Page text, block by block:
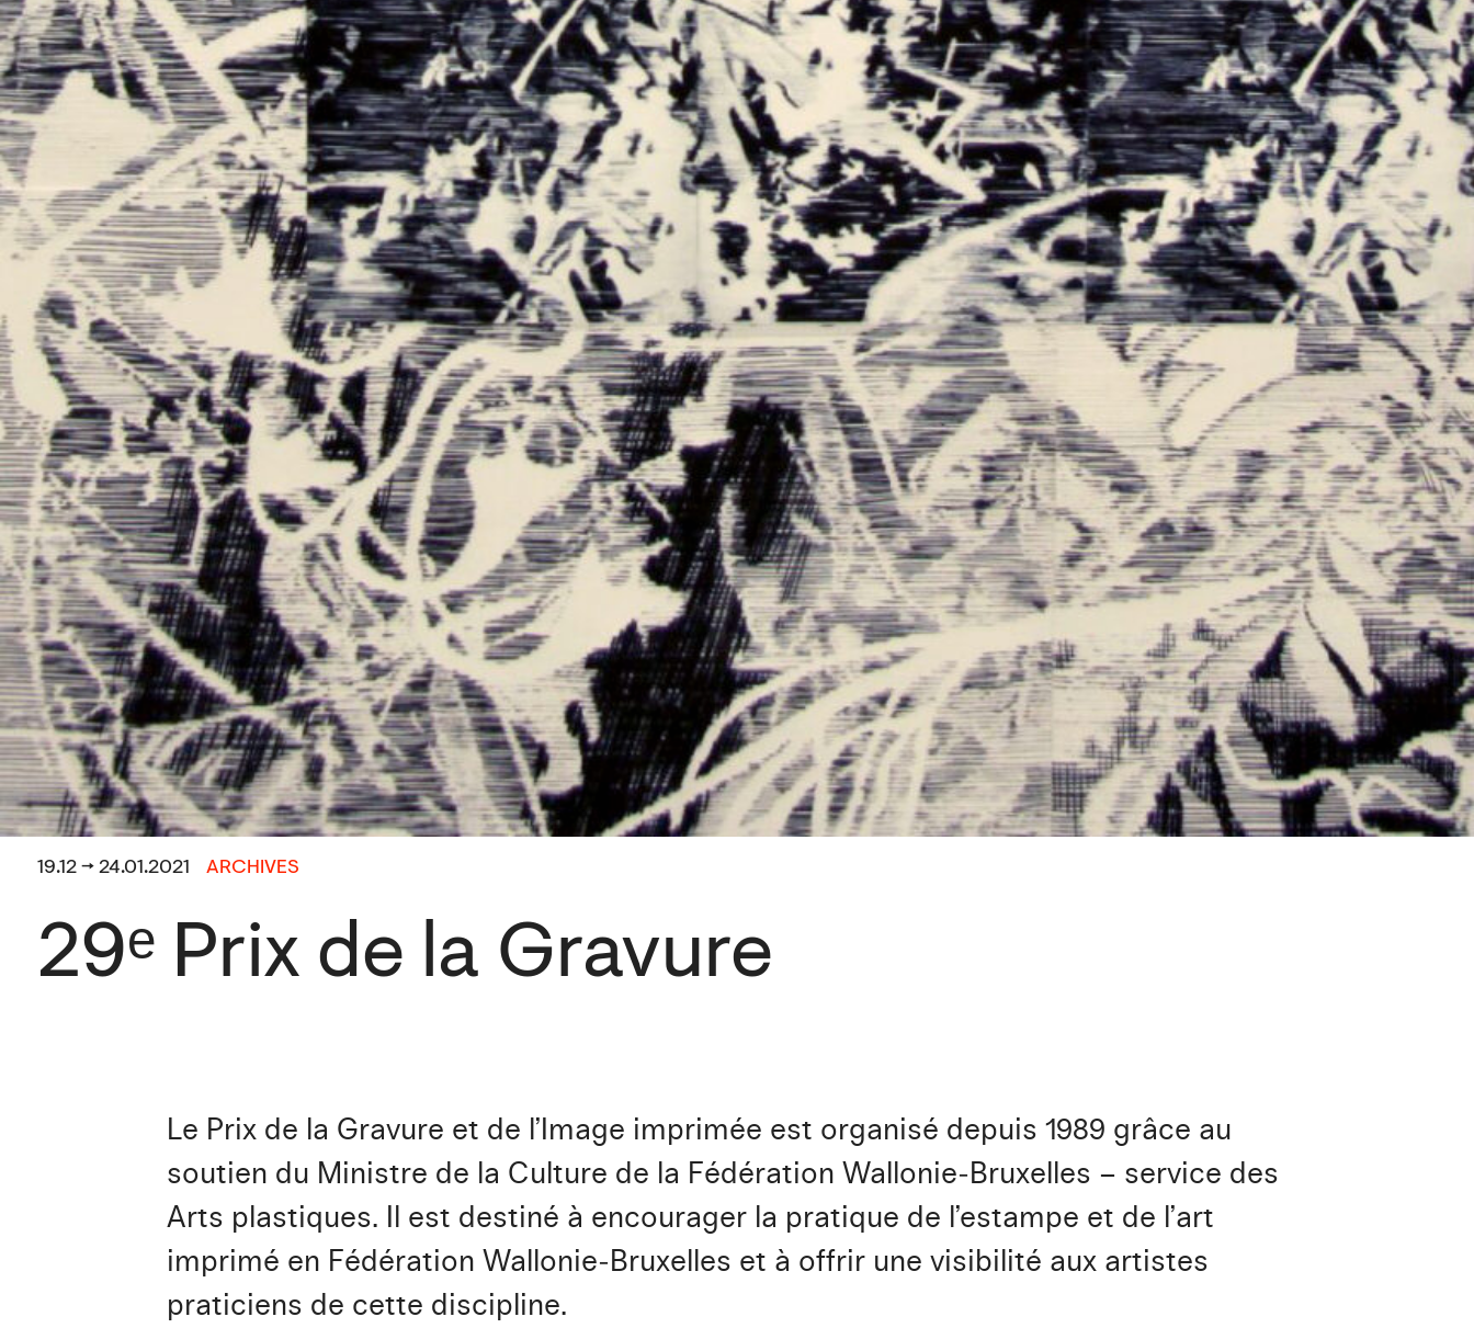
19.12 → 24.01.2021 ARCHIVES
29ᵉ Prix de la Gravure
Le Prix de la Gravure et de l’Image imprimée est organisé depuis 1989 grâce au
soutien du Ministre de la Culture de la Fédération Wallonie‑Bruxelles – service des
Arts plastiques. Il est destiné à encourager la pratique de l’estampe et de l’art
imprimé en Fédération Wallonie‑Bruxelles et à offrir une visibilité aux artistes
praticiens de cette discipline.